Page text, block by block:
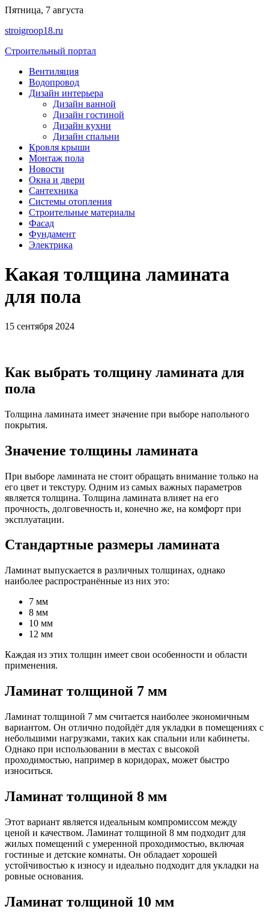
Перейти
содержимому
Пятница, 7 августа
stroigroop18.ru
Строительный портал
Вентиляция
Водопровод
Дизайн интерьера
Дизайн ванной
Дизайн гостиной
Дизайн кухни
Дизайн спальни
Кровля крыши
Монтаж пола
Новости
Окна и двери
Сантехника
Системы отопления
Строительные материалы
Фасад
Фундамент
Электрика
Какая толщина ламината
для пола
15 сентября 2024
Как выбрать толщину ламината для
пола
Толщина ламината имеет значение при выборе напольного
покрытия.
Значение толщины ламината
При выборе ламината не стоит обращать внимание только на
его цвет и текстуру. Одним из самых важных параметров
является толщина. Толщина ламината влияет на его
прочность, долговечность и, конечно же, на комфорт при
эксплуатации.
Стандартные размеры ламината
Ламинат выпускается в различных толщинах, однако
наиболее распространённые из них это:
7 мм
8 мм
10 мм
12 мм
Каждая из этих толщин имеет свои особенности и области
применения.
Ламинат толщиной 7 мм
Ламинат толщиной 7 мм считается наиболее экономичным
вариантом. Он отлично подойдёт для укладки в помещениях с
небольшими нагрузками, таких как спальни или кабинеты.
Однако при использовании в местах с высокой
проходимостью, например в коридорах, может быстро
износиться.
Ламинат толщиной 8 мм
Этот вариант является идеальным компромиссом между
ценой и качеством. Ламинат толщиной 8 мм подходит для
жилых помещений с умеренной проходимостью, включая
гостиные и детские комнаты. Он обладает хорошей
устойчивостью к износу и идеально подходит для укладки на
ровные основания.
Ламинат толщиной 10 мм